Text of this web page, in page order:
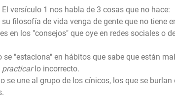
versículo 1 nos habla de 3 cosas que no hace:
su filosofía de vida venga de gente que no tiene
en los "consejos" que oye en redes sociales o
se "estaciona" en hábitos que sabe que están
practicarlo incorrecto.
se une al grupo de los cínicos, los que se burlan